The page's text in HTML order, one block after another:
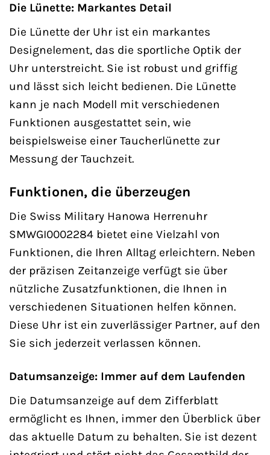
Die Lünette: Markantes Detail
Die Lünette der Uhr ist ein markantes
Designelement, das die sportliche Optik der
Uhr unterstreicht. Sie ist robust und griffig
und lässt sich leicht bedienen. Die Lünette
kann je nach Modell mit verschiedenen
Funktionen ausgestattet sein, wie
beispielsweise einer Taucherlünette zur
Messung der Tauchzeit.
Funktionen, die überzeugen
Die Swiss Military Hanowa Herrenuhr
SMWGI0002284 bietet eine Vielzahl von
Funktionen, die Ihren Alltag erleichtern. Neben
der präzisen Zeitanzeige verfügt sie über
nützliche Zusatzfunktionen, die Ihnen in
verschiedenen Situationen helfen können.
Diese Uhr ist ein zuverlässiger Partner, auf den
Sie sich jederzeit verlassen können.
Datumsanzeige: Immer auf dem Laufenden
Die Datumsanzeige auf dem Zifferblatt
ermöglicht es Ihnen, immer den Überblick über
das aktuelle Datum zu behalten. Sie ist dezent